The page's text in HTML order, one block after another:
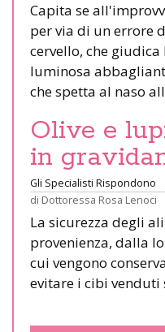
Capita se
per via di un errore
cervello, che
luminosa
che spetta al naso
Olive e
in
Gli Specialisti Rispondono
di Dottoressa Rosa Lenoci
La sicurezza degli
provenienza, dalla
cui vengono
evitare i cibi venduti